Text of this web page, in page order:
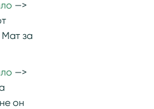
Мат за
он